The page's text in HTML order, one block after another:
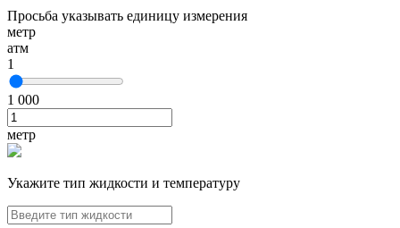
Просьба указывать единицу измерения
метр
атм
1
1 000
метр
Укажите тип жидкости и температуру